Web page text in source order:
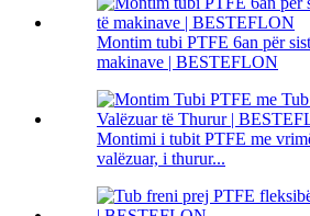
Montim tubi PTFE 6an për
makinave | BESTEFLON
Montimi i tubit PTFE me
valëzuar, i thurur...